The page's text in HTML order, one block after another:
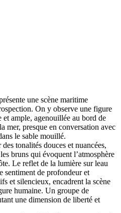
une scène maritime
On y observe une figure
ample, agenouillée au bord de
mer, presque en conversation avec
le sable mouillé.
tonalités douces et nuancées,
bruns qui évoquent l’atmosphère
Le reflet de la lumière sur leau
sentiment de profondeur et
et silencieux, encadrent la scène
humaine. Un groupe de
une dimension de liberté et